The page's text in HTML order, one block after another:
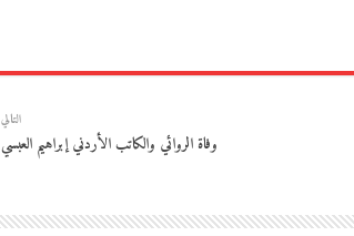
التالي
وفاة الروائي والكاتب الأردني إبراهيم العبسي